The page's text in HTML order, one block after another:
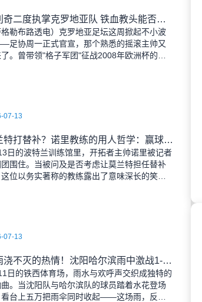
比利奇二度执掌克罗地亚队 铁血教头能否延续格子军团辉煌？
格勒布路透电）克罗地亚足坛这周掀起不小波
足协周一正式官宣，那个熟悉的摇滚主帅又
了。曾带领"格子军团"征战2008年欧洲杯的比
07-13
莫兰特打替补？诺里教练的用人哲学：赢球才是硬道理
日的波特兰训练馆里，开拓者主帅诺里被记者
围住。当被问及是否考虑让莫兰特担任替补
这位以务实著称的教练露出了意味深长的笑
07-13
暴雨浇不灭的热情！沈阳哈尔滨雨中激战1-1平局
日的铁西体育场，雨水与欢呼声交织成独特的
曲。当沈阳队与哈尔滨队的球员踏着水花登场
看台上五万把雨伞同时收起——这场雨，反倒